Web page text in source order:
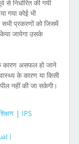
से निर्धारित की गयी
गया कोई भी
सभी प्रकरणों को जिसमें
किया जायेगा उसके
कारण असफल हो जाने
के कारण या किसी
नहीं की जा सकेगी।
| IPS
|